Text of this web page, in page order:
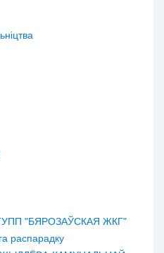
"БЯРОЗАЎСКАЯ ЖКГ"
распарадку